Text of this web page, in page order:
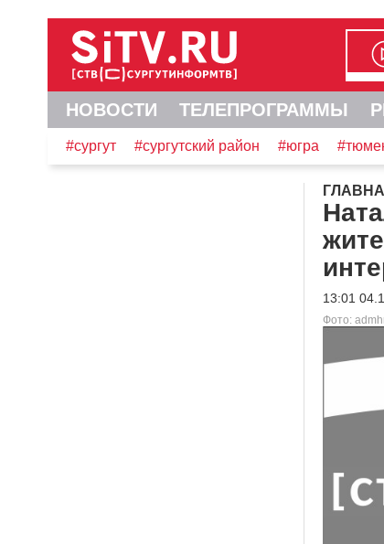
НОВОСТИ ТЕЛЕПРОГРАММЫ
#сургут #сургутский район #югра
13:01
Фото: